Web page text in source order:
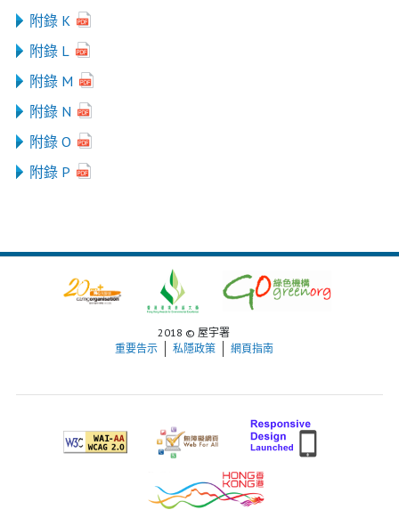
附錄 K
附錄 L
附錄 M
附錄 N
附錄 O
附錄 P
2018 © 屋宇署
重要告示
私隱政策 網頁指南